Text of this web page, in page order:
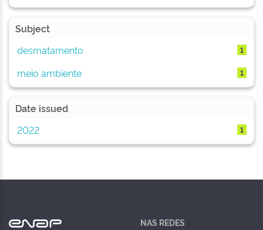
Subject
desmatamento
1
meio ambiente 1
Date issued
2022
1
NAS REDES